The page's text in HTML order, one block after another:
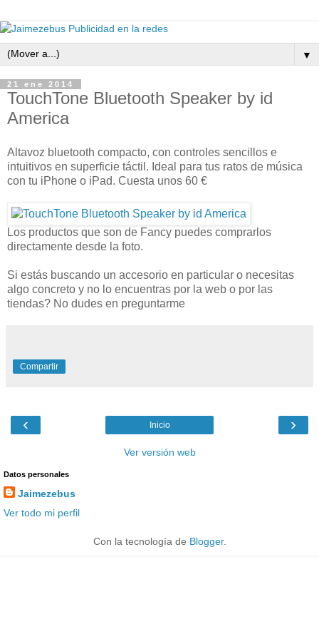
▼
21 ene 2014
TouchTone Bluetooth Speaker by id
America
Altavoz bluetooth compacto, con controles sencillos e
intuitivos en superficie táctil. Ideal para tus ratos de música
con tu iPhone o iPad. Cuesta unos 60 €
Los productos que son de Fancy puedes comprarlos
directamente desde la foto.
Si estás buscando un accesorio en particular o necesitas
algo concreto y no lo encuentras por la web o por las
tiendas? No dudes en preguntarme
Compartir
‹ ›
Inicio
Ver versión web
Datos personales
Jaimezebus
Ver todo mi perfil
Con la tecnología de Blogger.